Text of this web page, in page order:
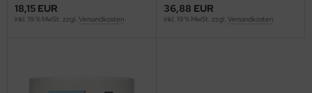
18,15 EUR
inkl. 19 % MwSt. zzgl. Versandkosten
36,88 EUR
inkl. 19 % MwSt. zzgl. Versandkosten